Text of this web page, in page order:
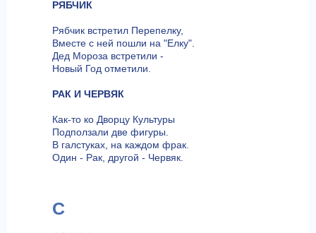
РЯБЧИК
Рябчик встретил Перепелку,
Вместе с ней пошли на "Елку".
Дед Мороза встретили -
Новый Год отметили.
РАК И ЧЕРВЯК
Как-то ко Дворцу Культуры
Подползали две фигуры.
В галстуках, на каждом фрак.
Один - Рак, другой - Червяк.
С